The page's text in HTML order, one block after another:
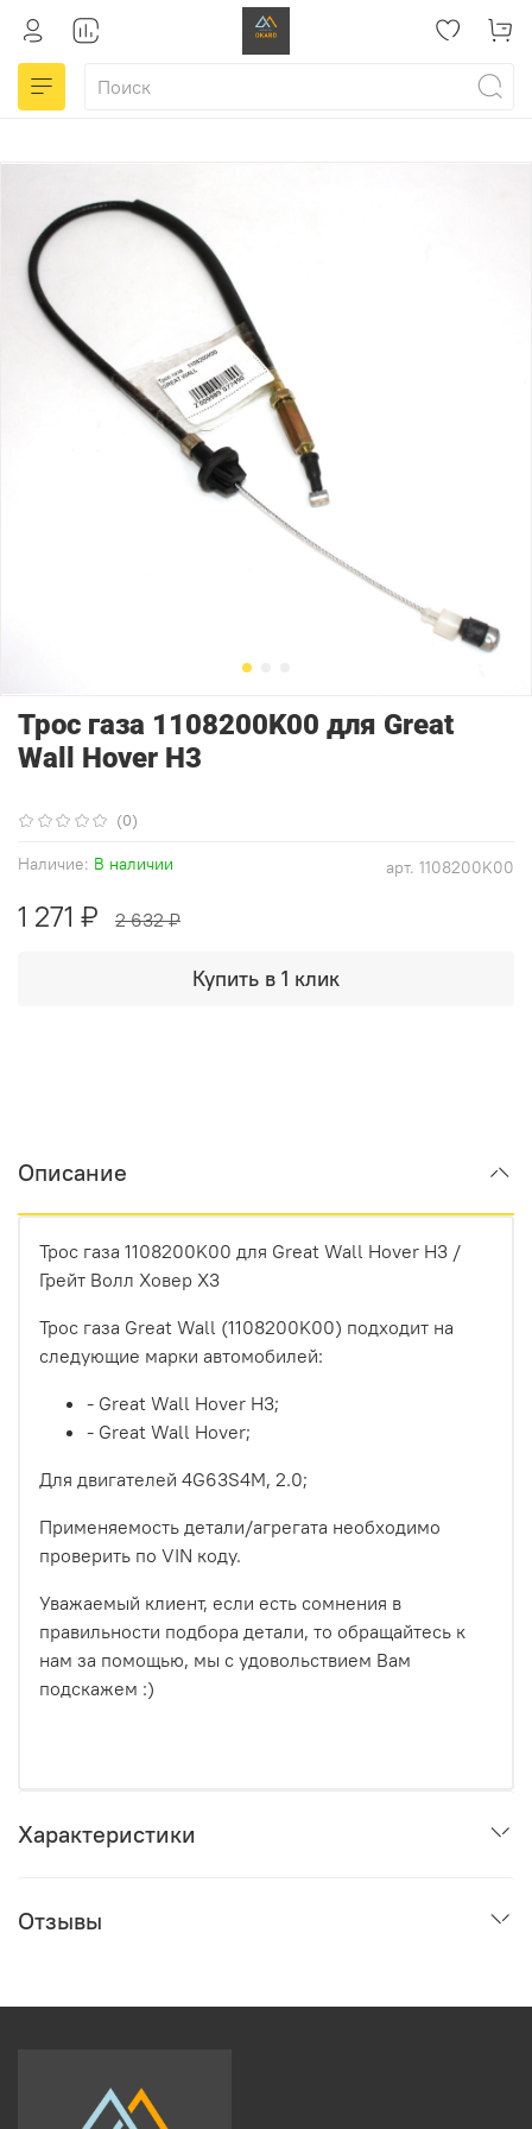
(0)
арт. 1108200K00
Наличие: В наличии
Трос газа 1108200K00 для Great
Wall Hover H3
1 271 ₽ 2 632 ₽
Купить в 1 клик
Описание
Трос газа 1108200K00 для Great Wall Hover H3 /
Грейт Волл Ховер Х3
Трос газа Great Wall (1108200K00) подходит на
следующие марки автомобилей:
- Great Wall Hover H3;
- Great Wall Hover;
Для двигателей 4G63S4M, 2.0;
Применяемость детали/агрегата необходимо
проверить по VIN коду.
Уважаемый клиент, если есть сомнения в
правильности подбора детали, то обращайтесь к
нам за помощью, мы с удовольствием Вам
подскажем :)
Характеристики
Отзывы